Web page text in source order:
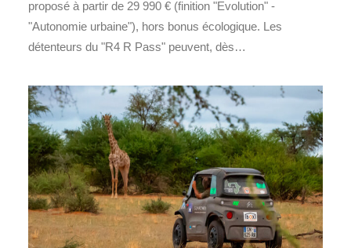
proposé à partir de 29 990 € (finition "Evolution" -
"Autonomie urbaine"), hors bonus écologique. Les
détenteurs du "R4 R Pass" peuvent, dès…